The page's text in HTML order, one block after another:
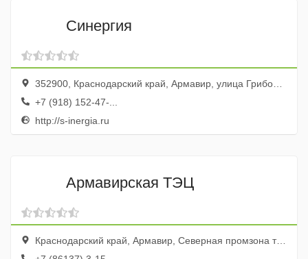
Синергия
352900, Краснодарский край, Армавир, улица Грибоедова, 29
+7 (918) 152-47-...
http://s-inergia.ru
Армавирская ТЭЦ
Краснодарский край, Армавир, Северная промзона территория